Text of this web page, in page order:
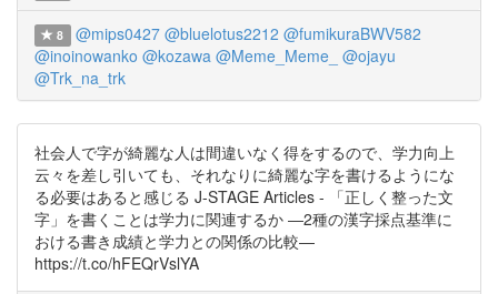
8 @mips0427 @bluelotus2212 @fumikuraBWV582
@inoinowanko @kozawa @Meme_Meme_ @ojayu
@Trk_na_trk
社会人で字が綺麗な人は間違いなく得をするので、学力向上
云々を差し引いても、それなりに綺麗な字を書けるようにな
る必要はあると感じる J-STAGE Articles - 「正しく整った文
字」を書くことは学力に関連するか ―2種の漢字採点基準に
おける書き成績と学力との関係の比較―
https://t.co/hFEQrVslYA